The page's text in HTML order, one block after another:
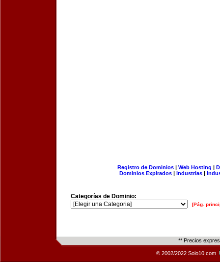
Registro de Dominios| Web Hosting |
Dominios Expirados | Industrias |
Categorías de Dominio:
[Pág.
** Precios
© 2002/2022 Solo10.com